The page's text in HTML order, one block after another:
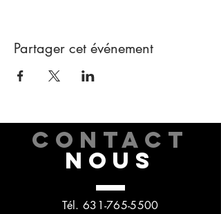
Partager cet événement
CONTACT
NOUS
Tél. 631-765-5500